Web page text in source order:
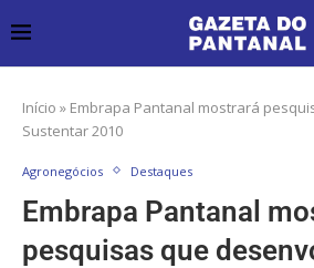
Início » Embrapa Pantanal mostrará
Sustentar 2010
Agronegócios Destaques
Embrapa Pantanal
pesquisas que